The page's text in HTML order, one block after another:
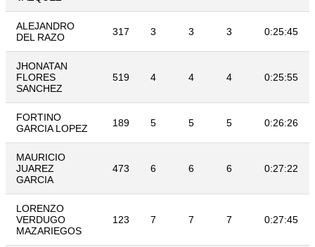
ALEJANDRO
DEL RAZO
317 3 3 3 0:25:45
JHONATAN
FLORES
SANCHEZ
519 4 4 4 0:25:55
FORTINO
GARCIA LOPEZ
189 5 5 5 0:26:26
MAURICIO
JUAREZ
GARCIA
473 6 6 6 0:27:22
LORENZO
VERDUGO
MAZARIEGOS
123 7 7 7 0:27:45